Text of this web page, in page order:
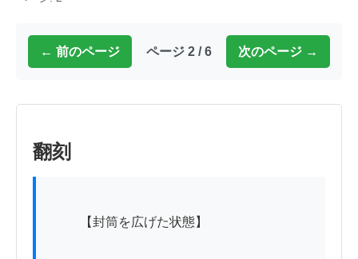
← 前のページ ページ 2 / 6 次のページ →
翻刻